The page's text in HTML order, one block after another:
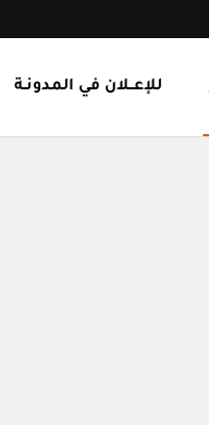
للإعــلان في المدونـة